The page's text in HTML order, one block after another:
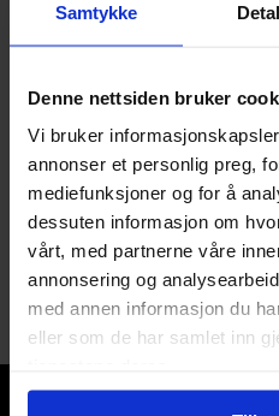
Samtykke
Denne nettsiden bruker
Vi bruker
annonser et personlig preg,
mediefunksjoner og for å
dessuten informasjon om
vårt, med partnerne våre
annonsering og
med annen informasjon du
eller som de har samlet inn
Never Ending
Never Ending
Paperback · Engelsk
1